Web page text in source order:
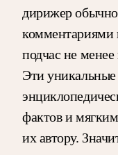
дирижер
комментариями
подчас не
Эти
фактов и
их автору.